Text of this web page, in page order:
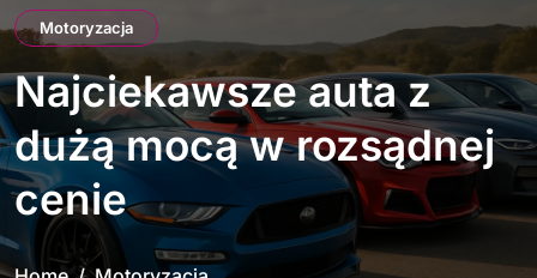
Motoryzacja
Najciekawsze auta z
dużą mocą w rozsądnej
cenie